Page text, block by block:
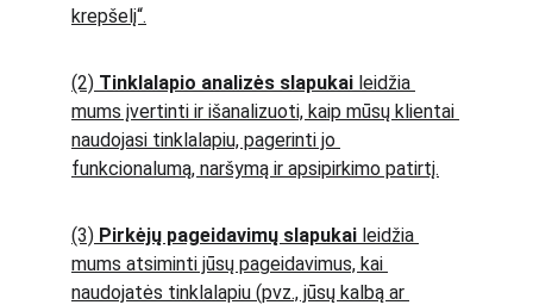
krepšelį“.
(2) Tinklalapio analizės slapukai leidžia
mums įvertinti ir išanalizuoti, kaip mūsų klientai
naudojasi tinklalapiu, pagerinti jo
funkcionalumą, naršymą ir apsipirkimo patirtį.
(3) Pirkėjų pageidavimų slapukai leidžia
mums atsiminti jūsų pageidavimus, kai
naudojatės tinklalapiu (pvz., jūsų kalbą ar